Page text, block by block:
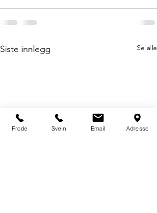
Siste innlegg Se alle
Frode Svein Email Adresse